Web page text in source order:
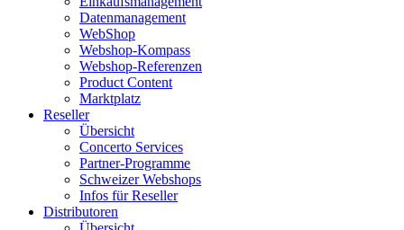
Datenmanagement
WebShop
Webshop-Kompass
Webshop-Referenzen
Product Content
Marktplatz
Reseller
Übersicht
Concerto Services
Partner-Programme
Schweizer Webshops
Infos für Reseller
Distributoren